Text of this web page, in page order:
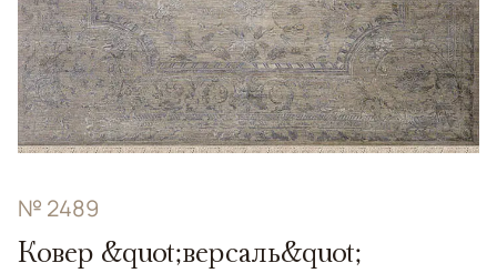
№ 2489
Ковер &quot;версаль&quot;